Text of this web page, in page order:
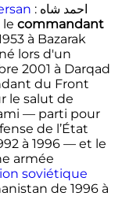
: احمد شاه
commandant
à Bazarak
lors d'un
2001 à Darqad
du Front
le salut de
— parti pour
de l’État
à 1996 —et le
armée
soviétique
de 1996 à